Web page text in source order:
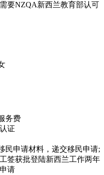
要NZQA新西兰教育部认可
务费
证
民申请材料，递交移民申请;
签获批登陆新西兰工作两年
请